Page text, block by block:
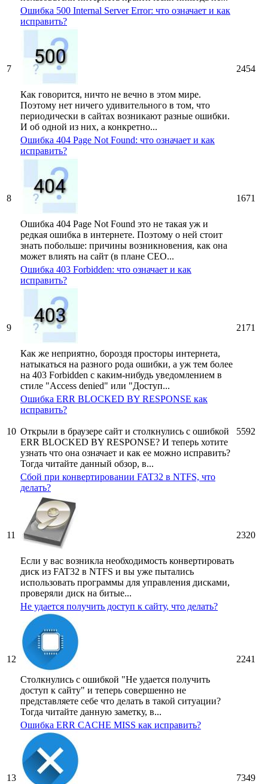
7
Ошибка 500 Internal Server Error: что означает и как
исправить?
Как говорится, ничто не вечно в этом мире.
Поэтому нет ничего удивительного в том, что
периодически в сайтах возникают разные ошибки.
И об одной из них, а конкретно...
2454
8
Ошибка 404 Page Not Found: что означает и как
исправить?
Ошибка 404 Page Not Found это не такая уж и
редкая ошибка в интернете. Поэтому о ней стоит
знать побольше: причины возникновения, как она
может влиять на сайт (в плане СЕО...
1671
9
Ошибка 403 Forbidden: что означает и как
исправить?
Как же неприятно, бороздя просторы интернета,
натыкаться на разного рода ошибки, а уж тем более
на 403 Forbidden с каким-нибудь уведомлением в
стиле "Access denied" или "Доступ...
2171
10
Ошибка ERR BLOCKED BY RESPONSE как
исправить?
Открыли в браузере сайт и столкнулись с ошибкой
ERR BLOCKED BY RESPONSE? И теперь хотите
узнать что она означает и как ее можно исправить?
Тогда читайте данный обзор, в...
5592
11
Сбой при конвертировании FAT32 в NTFS, что
делать?
Если у вас возникла необходимость конвертировать
диск из FAT32 в NTFS и вы уже пытались
использовать программы для управления дисками,
проверяли диск на битые...
2320
12
Не удается получить доступ к сайту, что делать?
Столкнулись с ошибкой "Не удается получить
доступ к сайту" и теперь совершенно не
представляете себе что делать в такой ситуации?
Тогда читайте данную заметку, в...
2241
13
Ошибка ERR CACHE MISS как исправить?
7349